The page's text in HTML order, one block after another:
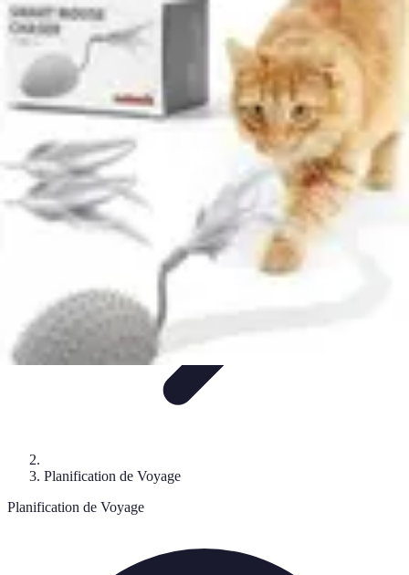
Globe Explore
Voyage DurableSécurité en voyage Voyage Écoresponsable
Voyages
en Solo
Conseils Pratiques
Globe Explore
Planification de Voyage
Planification de Voyage